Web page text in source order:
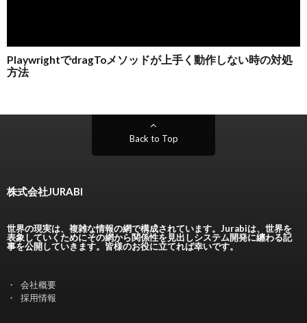
Back to Top
株式会社JURABI
世界の現実は、複雑な情報の網で構成されています。Jurabiは、世界を
表象していくためにその網から関係性を見出しシステム開発に纏わる記
事を公開していきます。皆様のお役に立てれば幸いです。
会社概要
採用情報